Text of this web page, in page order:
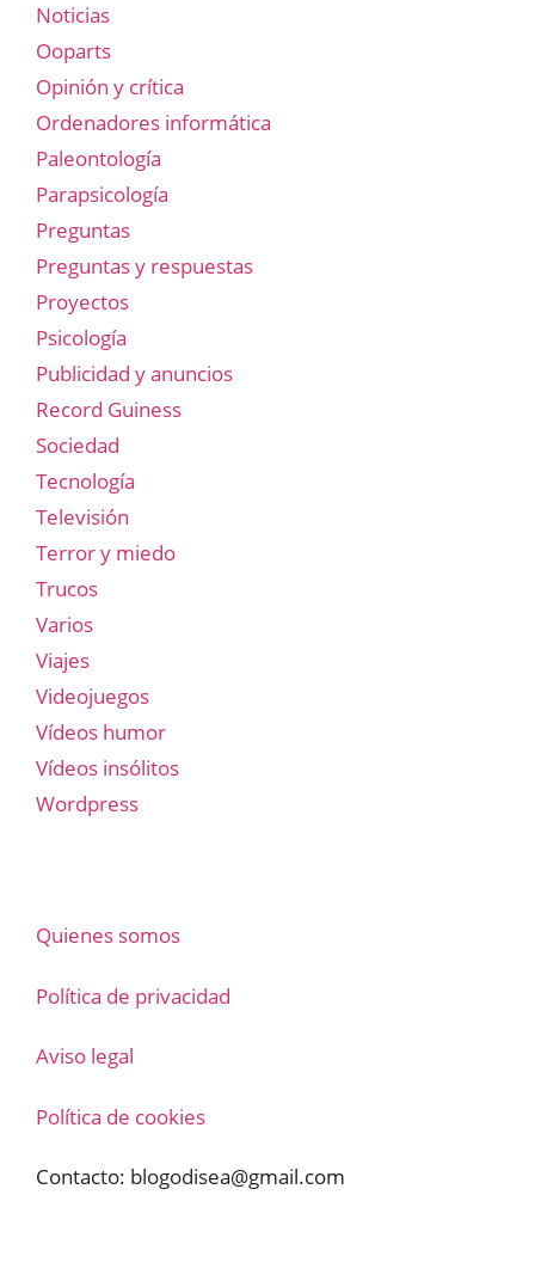
Noticias
Ooparts
Opinión y crítica
Ordenadores informática
Paleontología
Parapsicología
Preguntas
Preguntas y respuestas
Proyectos
Psicología
Publicidad y anuncios
Record Guiness
Sociedad
Tecnología
Televisión
Terror y miedo
Trucos
Varios
Viajes
Videojuegos
Vídeos humor
Vídeos insólitos
Wordpress
Quienes somos
Política de privacidad
Aviso legal
Política de cookies
Contacto: blogodisea@gmail.com